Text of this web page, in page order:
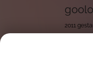
2011
Mit rund